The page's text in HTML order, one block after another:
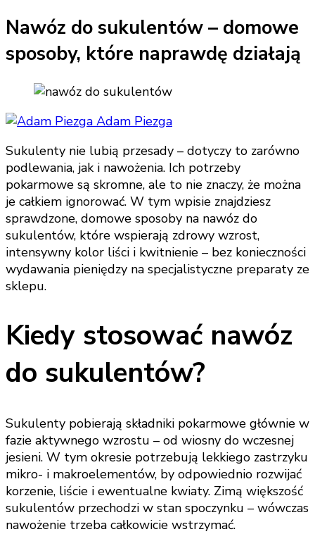
Nawóz do sukulentów – domowe
sposoby, które naprawdę działają
Adam Piezga
Sukulenty nie lubią przesady – dotyczy to zarówno
podlewania, jak i nawożenia. Ich potrzeby
pokarmowe są skromne, ale to nie znaczy, że można
je całkiem ignorować. W tym wpisie znajdziesz
sprawdzone, domowe sposoby na nawóz do
sukulentów, które wspierają zdrowy wzrost,
intensywny kolor liści i kwitnienie – bez konieczności
wydawania pieniędzy na specjalistyczne preparaty ze
sklepu.
Kiedy stosować nawóz
do sukulentów?
Sukulenty pobierają składniki pokarmowe głównie w
fazie aktywnego wzrostu – od wiosny do wczesnej
jesieni. W tym okresie potrzebują lekkiego zastrzyku
mikro- i makroelementów, by odpowiednio rozwijać
korzenie, liście i ewentualne kwiaty. Zimą większość
sukulentów przechodzi w stan spoczynku – wówczas
nawożenie trzeba całkowicie wstrzymać.